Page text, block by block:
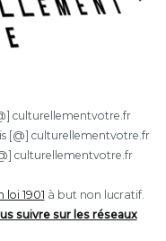
culturellementvotre.fr
[@] culturellementvotre.fr
culturellementvotre.fr
loi 1901 à but non lucratif.
suivre sur les réseaux